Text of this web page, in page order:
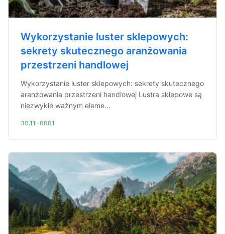
Wykorzystanie luster sklepowych:
sekrety skutecznego aranżowania
przestrzeni handlowej
Wykorzystanie luster sklepowych: sekrety skutecznego
aranżowania przestrzeni handlowej Lustra sklepowe są
niezwykle ważnym eleme...
30.11.-0001